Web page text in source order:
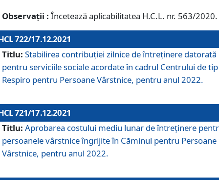
Observații : Încetează aplicabilitatea H.C.L. nr. 563/2020.
722/17.12.2021
Titlu: Stabilirea contribuţiei zilnice de întreținere datorată
pentru serviciile sociale acordate în cadrul Centrului de tip
Respiro pentru Persoane Vârstnice, pentru anul 2022.
721/17.12.2021
Titlu: Aprobarea costului mediu lunar de întreţinere
persoanele vârstnice îngrijite în Căminul pentru Persoane
Vârstnice, pentru anul 2022.